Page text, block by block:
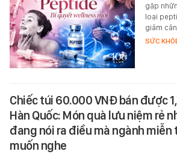
gặp
loại
giảm
SỨC
Chiếc túi 60.000 VNĐ bán được
Hàn Quốc: Món quà lưu niệm rẻ
đang nói ra điều mà ngành miễn
muốn nghe